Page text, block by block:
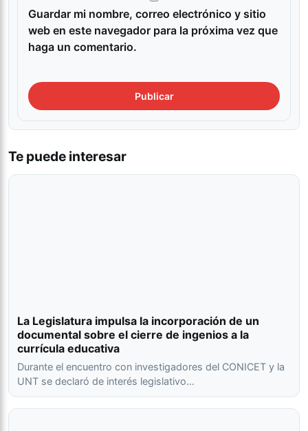
Guardar mi nombre, correo electrónico y sitio
web en este navegador para la próxima vez que
haga un comentario.
Te puede interesar
La Legislatura impulsa la incorporación de un
documental sobre el cierre de ingenios a la
currícula educativa
Durante el encuentro con investigadores del CONICET y la
UNT se declaró de interés legislativo…